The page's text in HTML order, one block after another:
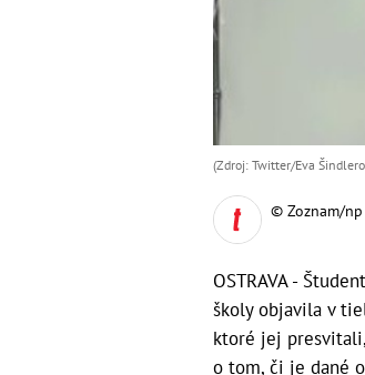
(Zdroj: Twitter/Eva
© Zoznam/np
OSTRAVA -
školy objavila v
ktoré jej
o tom, či je dané